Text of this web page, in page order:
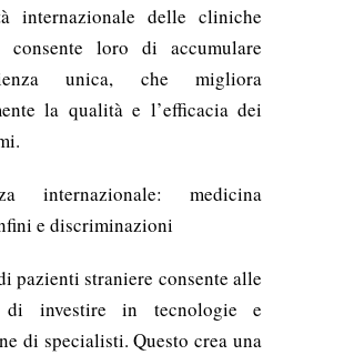
internazionale delle cliniche
consente loro di accumulare
unica, che migliora
la qualità e l’efficacia dei
internazionale: medicina
e discriminazioni
pazienti straniere consente alle
di investire in tecnologie e
di specialisti. Questo crea una